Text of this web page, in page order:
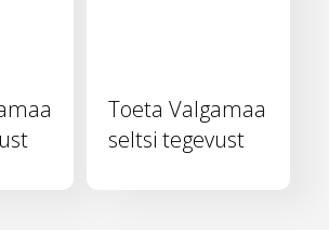
Toeta Valgamaa
seltsi tegevust